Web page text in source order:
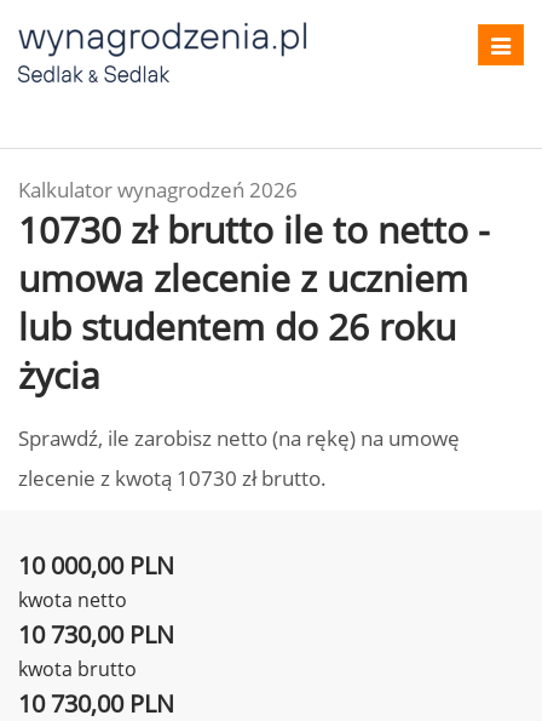
Kalkulator wynagrodzeń 2026
10730 zł brutto ile to netto -
umowa zlecenie z uczniem
lub studentem do 26 roku
życia
Sprawdź, ile zarobisz netto (na rękę) na umowę
zlecenie z kwotą 10730 zł brutto.
10 000,00 PLN
kwota netto
10 730,00 PLN
kwota brutto
10 730,00 PLN